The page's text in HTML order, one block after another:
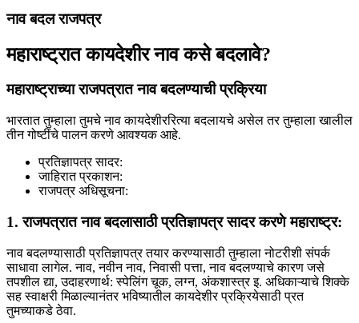
नाव बदल राजपत्र
महाराष्ट्रात कायदेशीर नाव कसे बदलावे?
महाराष्ट्राच्या राजपत्रात नाव बदलण्याची प्रक्रिया
भारतात तुम्हाला तुमचे नाव कायदेशीररित्या बदलायचे असेल तर तुम्हाला खालील
तीन गोष्टींचे पालन करणे आवश्यक आहे.
प्रतिज्ञापत्र सादर:
जाहिरात प्रकाशन:
राजपत्र अधिसूचना:
1. राजपत्रात नाव बदलासाठी प्रतिज्ञापत्र सादर करणे महाराष्ट्र:
नाव बदलण्यासाठी प्रतिज्ञापत्र तयार करण्यासाठी तुम्हाला नोटरीशी संपर्क
साधावा लागेल. नाव, नवीन नाव, निवासी पत्ता, नाव बदलण्याचे कारण जसे
तपशील द्या, उदाहरणार्थ: स्पेलिंग चूक, लग्न, अंकशास्त्र इ. अधिकाऱ्याचे शिक्के
सह स्वाक्षरी मिळाल्यानंतर भविष्यातील कायदेशीर प्रक्रियेसाठी प्रत
तुमच्याकडे ठेवा.